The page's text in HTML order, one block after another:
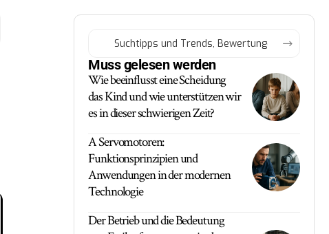
Muss gelesen werden
Wie beeinflusst eine Scheidung
das Kind und wie unterstützen wir
es in dieser schwierigen Zeit?
A Servomotoren:
Funktionsprinzipien und
Anwendungen in der modernen
Technologie
Der Betrieb und die Bedeutung